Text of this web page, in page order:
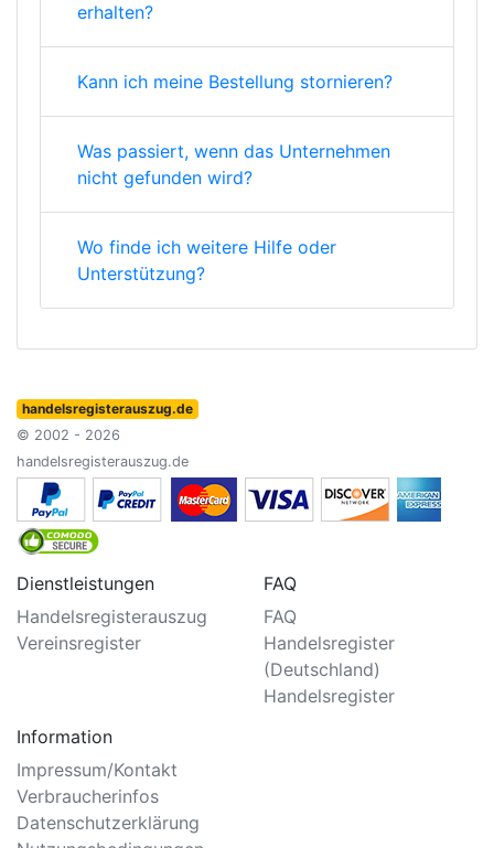
erhalten?
Kann ich meine Bestellung stornieren?
Was passiert, wenn das Unternehmen
nicht gefunden wird?
Wo finde ich weitere Hilfe oder
Unterstützung?
handelsregisterauszug.de
© 2002 - 2026
handelsregisterauszug.de
Dienstleistungen
Handelsregisterauszug
Vereinsregister
FAQ
FAQ
Handelsregister
(Deutschland)
Handelsregister
Information
Impressum/Kontakt
Verbraucherinfos
Datenschutzerklärung